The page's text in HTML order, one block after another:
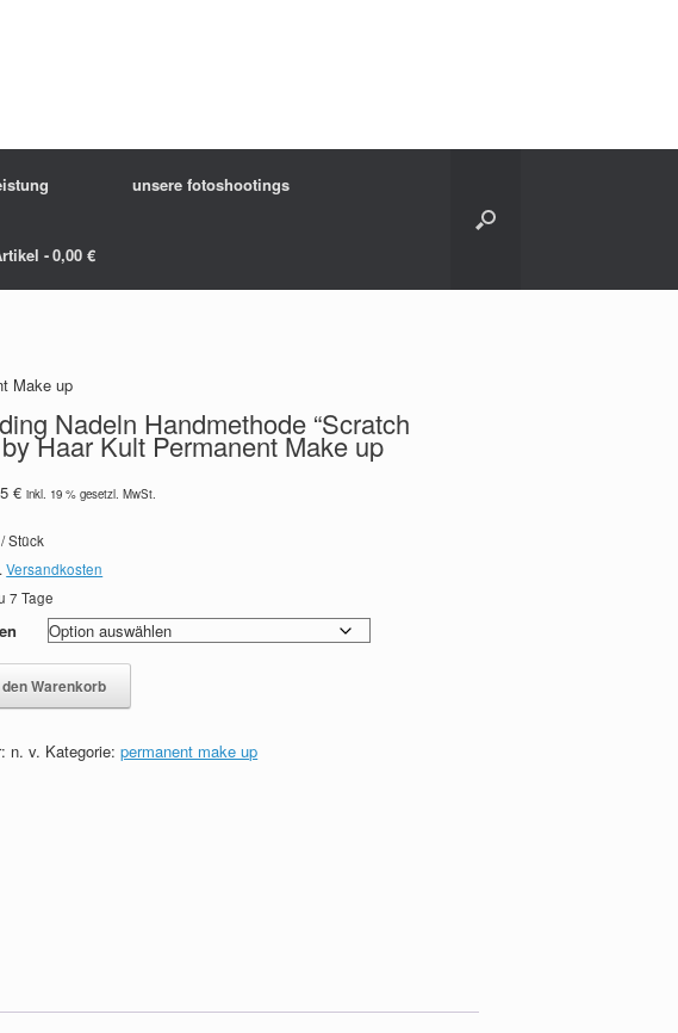
unsere fotoshootings
0,00 €
Make up
Nadeln Handmethode “Scratch
Haar Kult Permanent Make up
€ inkl. 19 % gesetzl. MwSt.
/Stück
Versandkosten
7 Tage
den Warenkorb
n. v. Kategorie:permanent make up